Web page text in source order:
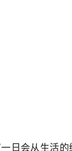
日会从生活